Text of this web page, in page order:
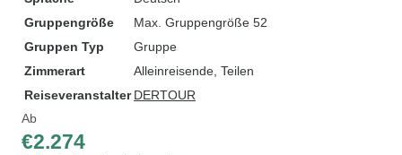
Gruppengröße
Max. Gruppengröße 52
Gruppen Typ
Gruppe
Zimmerart
Alleinreisende, Teilen
Reiseveranstalter DERTOUR
Ab
€2.274